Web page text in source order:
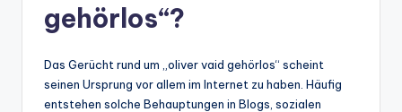
gehörlos“?
Das Gerücht rund um „oliver vaid gehörlos“ scheint
seinen Ursprung vor allem im Internet zu haben. Häufig
entstehen solche Behauptungen in Blogs, sozialen